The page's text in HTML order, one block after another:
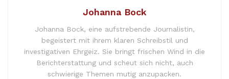
Johanna Bock
Johanna Bock, eine aufstrebende Journalistin,
begeistert mit ihrem klaren Schreibstil und
investigativen Ehrgeiz. Sie bringt frischen Wind in die
Berichterstattung und scheut sich nicht, auch
schwierige Themen mutig anzupacken.